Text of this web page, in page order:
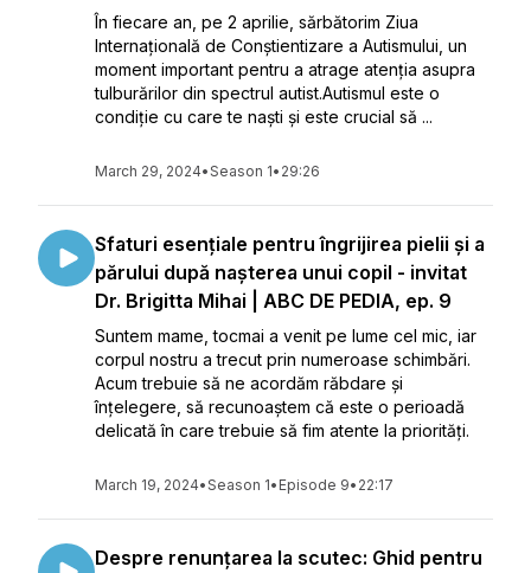
În fiecare an, pe 2 aprilie, sărbătorim Ziua
Internațională de Conștientizare a Autismului, un
moment important pentru a atrage atenția asupra
tulburărilor din spectrul autist.Autismul este o
condiție cu care te naști și este crucial să ...
March 29, 2024•Season 1• 29:26
Sfaturi esențiale pentru îngrijirea pielii și a
părului după nașterea unui copil - invitat
Dr. Brigitta Mihai | ABC DE PEDIA, ep. 9
Suntem mame, tocmai a venit pe lume cel mic, iar
corpul nostru a trecut prin numeroase schimbări.
Acum trebuie să ne acordăm răbdare și
înțelegere, să recunoaștem că este o perioadă
delicată în care trebuie să fim atente la priorități.
March 19, 2024•Season 1• Episode 9• 22:17
Despre renunțarea la scutec: Ghid pentru